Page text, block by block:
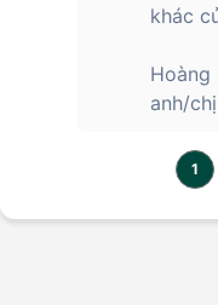
khác
Hoàng
anh/
1